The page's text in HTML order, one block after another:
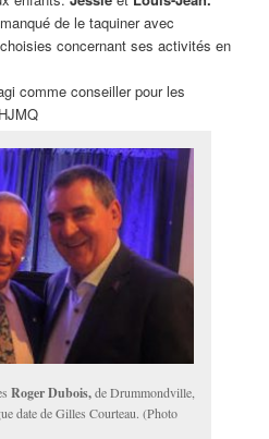
de le taquiner avec
concernant ses activités en
comme conseiller pour les
Roger Dubois,de Drummondville,
date de Gilles Courteau. (Photo